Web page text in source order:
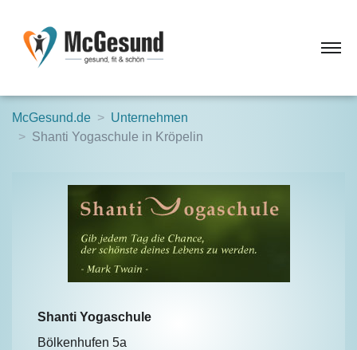
McGesund.de
Unternehmen
Shanti Yogaschule in Kröpelin
Shanti Yogaschule
Bölkenhufen 5a